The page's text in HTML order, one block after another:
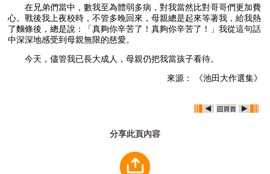
在兄弟們當中，數我至為體弱多病，對我當然比對哥哥們更加費
心。戰後我上夜校時，不管多晚回來，母親總是起來等著我，給我熱
了麵條後，總是說：「真夠你辛苦了！真夠你辛苦了！」我從這句話
中深深地感受到母親無限的慈愛。
今天，儘管我已長大成人，母親仍把我當孩子看待。
來源： 《池田大作選集》
分享此頁內容